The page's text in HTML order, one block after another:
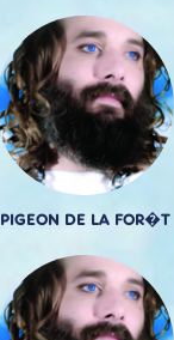
PIGEON DE LA FOR�T